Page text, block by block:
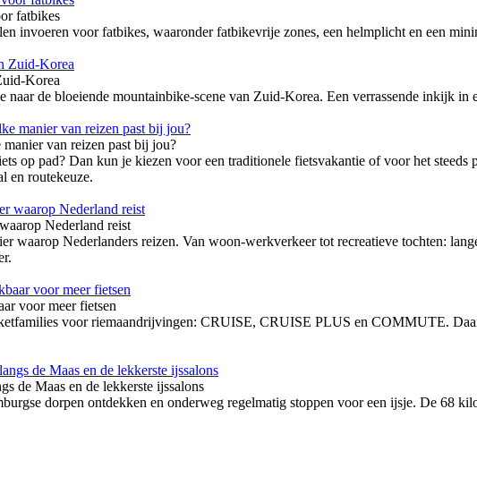
fatbikes
invoeren voor fatbikes, waaronder fatbikevrije zones, een helmplicht en een
Korea
naar de bloeiende mountainbike-scene van Zuid-Korea. Een verrassende inkijk in
van reizen past bij jou?
op pad? Dan kun je kiezen voor een traditionele fietsvakantie of voor het
en routekeuze.
Nederland reist
waarop Nederlanders reizen. Van woon-werkverkeer tot recreatieve tochten:
voor meer fietsen
voor riemaandrijvingen: CRUISE, CRUISE PLUS en COMMUTE.
de Maas en de lekkerste ijssalons
dorpen ontdekken en onderweg regelmatig stoppen voor een ijsje. De 68